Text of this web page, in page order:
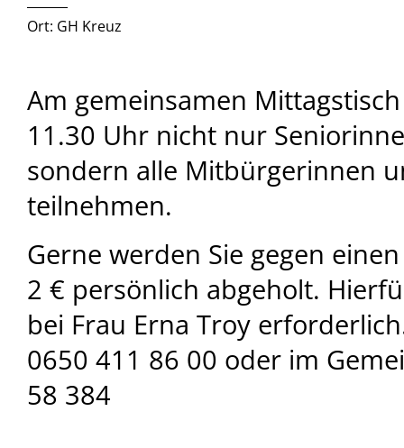
Ort: GH Kreuz
Am gemeinsamen
11.30 Uhr nicht nur
sondern alle Mitbürgerinnen
teilnehmen.
Gerne werden Sie gegen
2 € persönlich abgeholt.
bei Frau Erna Troy
0650 411 86 00 oder im
58 384